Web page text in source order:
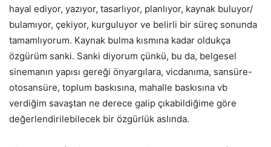
hayal ediyor, yazıyor, tasarlıyor, planlıyor, kaynak buluyor/
bulamıyor, çekiyor, kurguluyor ve belirli bir süreç sonunda
tamamlıyorum. Kaynak bulma kısmına kadar oldukça
özgürüm sanki. Sanki diyorum çünkü, bu da, belgesel
sinemanın yapısı gereği önyargılara, vicdanıma, sansüre-
otosansüre, toplum baskısına, mahalle baskısına vb
verdiğim savaştan ne derece galip çıkabildiğime göre
değerlendirilebilecek bir özgürlük aslında.